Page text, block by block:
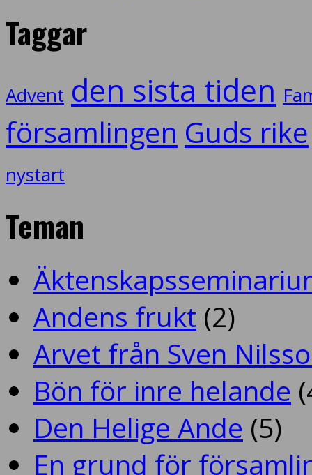
Taggar
Advent den sista tiden
församlingen Guds rike
nystart
Teman
Andens frukt (2)
Arvet från Sven
Bön för inre helande
Den Helige Ande (5)
En grund för